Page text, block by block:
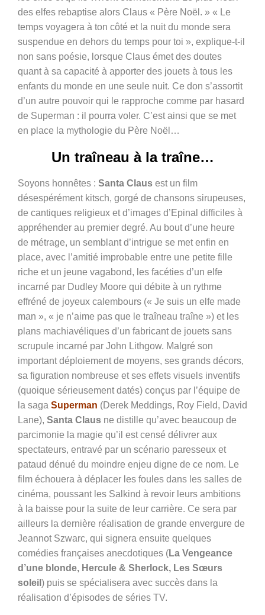
des elfes rebaptise alors Claus « Père Noël. » « Le
temps voyagera à ton côté et la nuit du monde sera
suspendue en dehors du temps pour toi », explique-t-il
non sans poésie, lorsque Claus émet des doutes
quant à sa capacité à apporter des jouets à tous les
enfants du monde en une seule nuit. Ce don s’assortit
d’un autre pouvoir qui le rapproche comme par hasard
de Superman : il pourra voler. C’est ainsi que se met
en place la mythologie du Père Noël…
Un traîneau à la traîne…
Soyons honnêtes : Santa Claus est un film
désespérément kitsch, gorgé de chansons sirupeuses,
de cantiques religieux et d’images d’Epinal difficiles à
appréhender au premier degré. Au bout d’une heure
de métrage, un semblant d’intrigue se met enfin en
place, avec l’amitié improbable entre une petite fille
riche et un jeune vagabond, les facéties d’un elfe
incarné par Dudley Moore qui débite à un rythme
effréné de joyeux calembours (« Je suis un elfe made
man », « je n’aime pas que le traîneau traîne ») et les
plans machiavéliques d’un fabricant de jouets sans
scrupule incarné par John Lithgow. Malgré son
important déploiement de moyens, ses grands décors,
sa figuration nombreuse et ses effets visuels inventifs
(quoique sérieusement datés) conçus par l’équipe de
la saga Superman (Derek Meddings, Roy Field, David
Lane), Santa Claus ne distille qu’avec beaucoup de
parcimonie la magie qu’il est censé délivrer aux
spectateurs, entravé par un scénario paresseux et
pataud dénué du moindre enjeu digne de ce nom. Le
film échouera à déplacer les foules dans les salles de
cinéma, poussant les Salkind à revoir leurs ambitions
à la baisse pour la suite de leur carrière. Ce sera par
ailleurs la dernière réalisation de grande envergure de
Jeannot Szwarc, qui signera ensuite quelques
comédies françaises anecdotiques (La Vengeance
d’une blonde, Hercule & Sherlock, Les Sœurs
soleil ) puis se spécialisera avec succès dans la
réalisation d’épisodes de séries TV.